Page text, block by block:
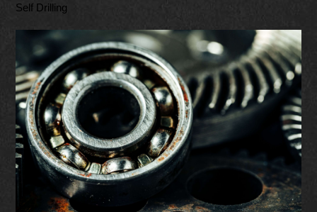
Self Drilling